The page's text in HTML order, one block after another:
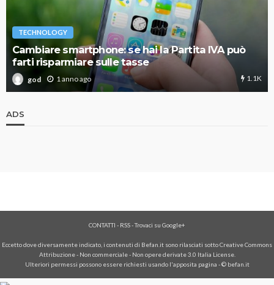
TECHNOLOGY
Cambiare smartphone: se hai la Partita IVA può
farti risparmiare sulle tasse
god 1 anno ago 1.1K
ADS
CONTATTI - RSS-Trovaci su Google+
Eccetto dove diversamente indicato, i contenuti di Befan.it sono rilasciati sotto Creative Commons
Attribuzione - Non commerciale - Non opere derivate 3.0 Italia License.
Ulteriori permessi possono essere richiesti usando l'apposita pagina - © befan.it